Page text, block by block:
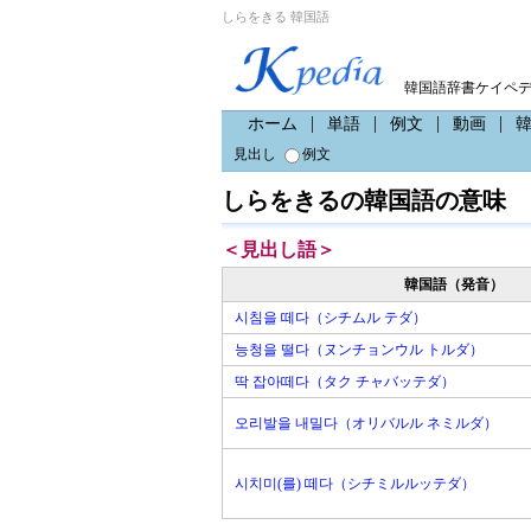
しらをきる 韓国語
韓国語辞書ケイペ
ホーム 単語 例文 動画
見出し 例文
しらをきるの韓国語の意味
＜見出し語＞
韓国語（発音）
시침을 떼다（シチムル テダ）
능청을 떨다（ヌンチョンウル トルダ）
딱 잡아떼다（タク チャバッテダ）
오리발을 내밀다（オリバルル ネミルダ）
시치미(를) 떼다（シチミルルッテダ）